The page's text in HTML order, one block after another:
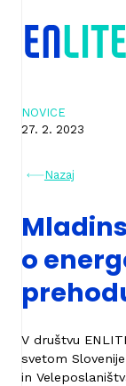
NOVICE
27. 2. 2023
Nazaj
o
V društvu
svetom
in